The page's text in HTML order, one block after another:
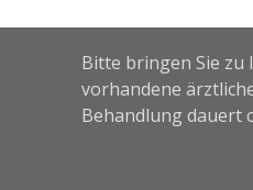
Bitte bringen Sie
vorhandene
Behandlung dauert